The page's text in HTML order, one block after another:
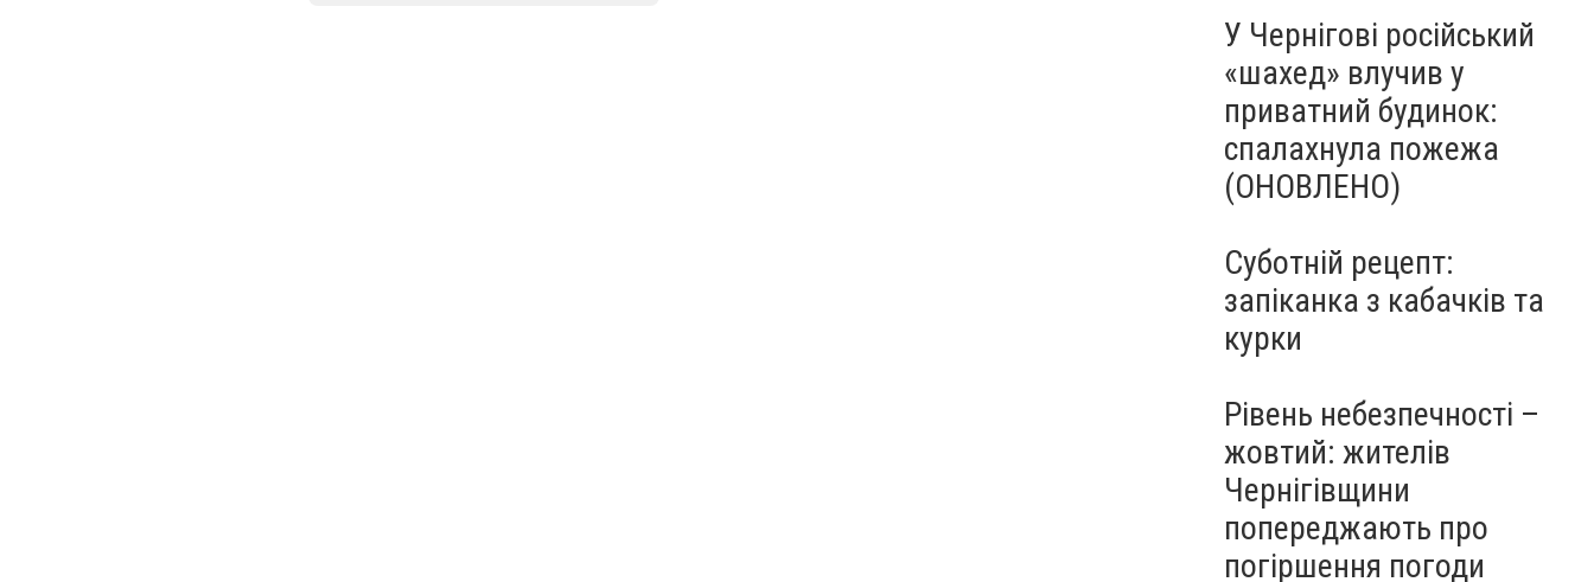
У Чернігові російський
«шахед» влучив у
приватний будинок:
спалахнула пожежа
(ОНОВЛЕНО)
Суботній рецепт:
запіканка з кабачків та
курки
Рівень небезпечності –
жовтий: жителів
Чернігівщини
попереджають про
погіршення погоди